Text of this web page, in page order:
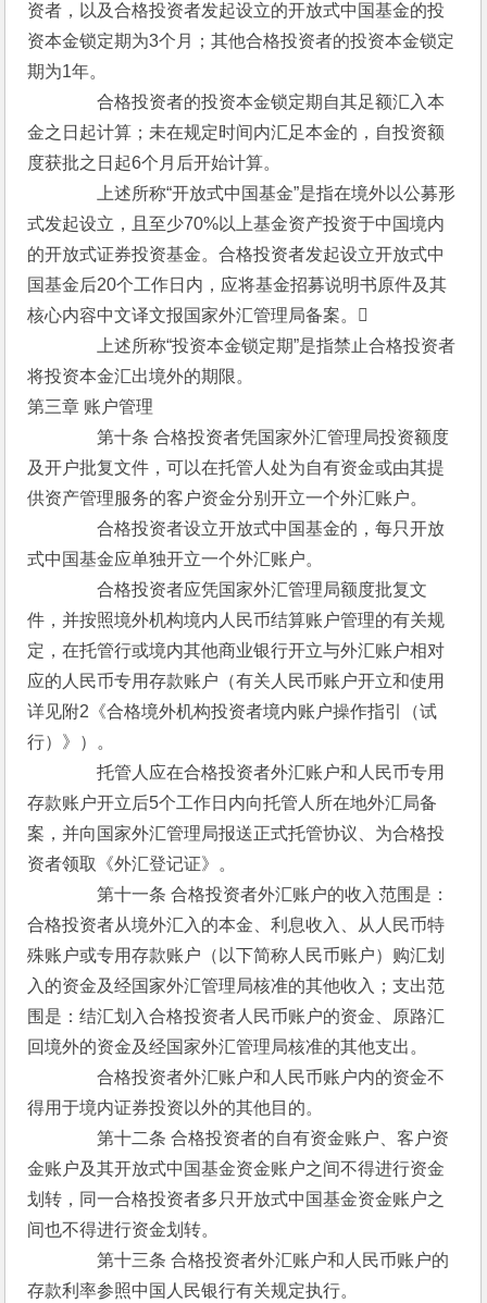
资者，以及合格投资者发起设立的开放式中国基金的投
资本金锁定期为3个月；其他合格投资者的投资本金锁定
期为1年。
合格投资者的投资本金锁定期自其足额汇入本
金之日起计算；未在规定时间内汇足本金的，自投资额
度获批之日起6个月后开始计算。
上述所称“开放式中国基金”是指在境外以公募形
式发起设立，且至少70%以上基金资产投资于中国境内
的开放式证券投资基金。合格投资者发起设立开放式中
国基金后20个工作日内，应将基金招募说明书原件及其
核心内容中文译文报国家外汇管理局备案。
上述所称“投资本金锁定期”是指禁止合格投资者
将投资本金汇出境外的期限。
第三章 账户管理
第十条 合格投资者凭国家外汇管理局投资额度
及开户批复文件，可以在托管人处为自有资金或由其提
供资产管理服务的客户资金分别开立一个外汇账户。
合格投资者设立开放式中国基金的，每只开放
式中国基金应单独开立一个外汇账户。
合格投资者应凭国家外汇管理局额度批复文
件，并按照境外机构境内人民币结算账户管理的有关规
定，在托管行或境内其他商业银行开立与外汇账户相对
应的人民币专用存款账户（有关人民币账户开立和使用
详见附2《合格境外机构投资者境内账户操作指引（试
行）》）。
托管人应在合格投资者外汇账户和人民币专用
存款账户开立后5个工作日内向托管人所在地外汇局备
案，并向国家外汇管理局报送正式托管协议、为合格投
资者领取《外汇登记证》。
第十一条 合格投资者外汇账户的收入范围是：
合格投资者从境外汇入的本金、利息收入、从人民币特
殊账户或专用存款账户（以下简称人民币账户）购汇划
入的资金及经国家外汇管理局核准的其他收入；支出范
围是：结汇划入合格投资者人民币账户的资金、原路汇
回境外的资金及经国家外汇管理局核准的其他支出。
合格投资者外汇账户和人民币账户内的资金不
得用于境内证券投资以外的其他目的。
第十二条 合格投资者的自有资金账户、客户资
金账户及其开放式中国基金资金账户之间不得进行资金
划转，同一合格投资者多只开放式中国基金资金账户之
间也不得进行资金划转。
第十三条 合格投资者外汇账户和人民币账户的
存款利率参照中国人民银行有关规定执行。